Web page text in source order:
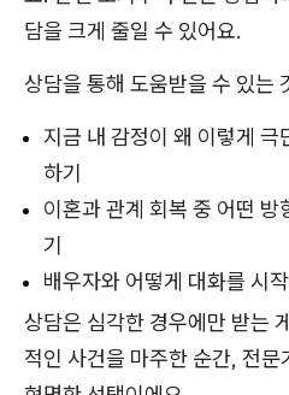
담을 크게 줄일 수 있어요.
상담을 통해 도움받을 수 있는
지금 내 감정이 왜 이렇게 극
하기
이혼과 관계 회복 중 어떤
기
배우자와 어떻게 대화를 시
상담은 심각한 경우에만 받는
적인 사건을 마주한 순간, 전